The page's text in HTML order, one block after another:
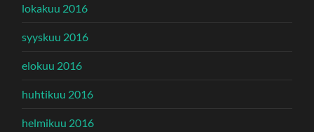
lokakuu 2016
syyskuu 2016
elokuu 2016
huhtikuu 2016
helmikuu 2016